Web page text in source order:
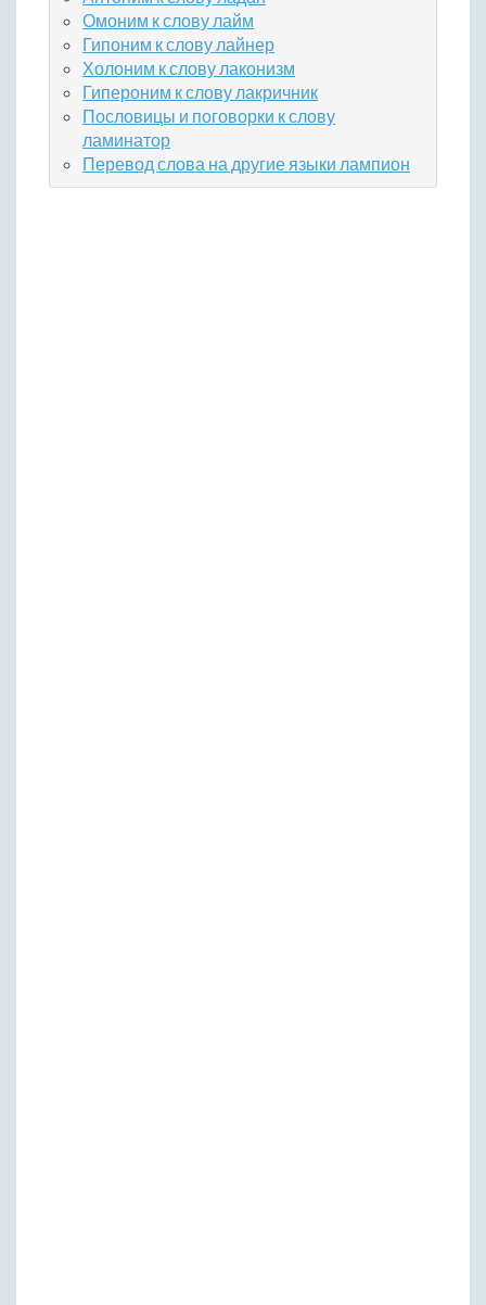
Омоним к слову лайм
Гипоним к слову лайнер
Холоним к слову лаконизм
Гипероним к слову лакричник
Пословицы и поговорки к слову
ламинатор
Перевод слова на другие языки лампион